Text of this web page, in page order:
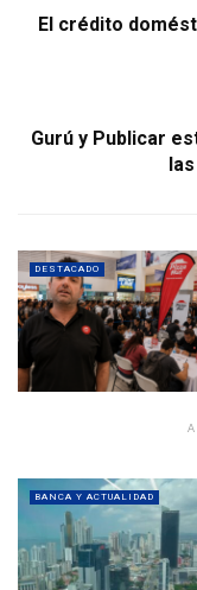
El crédito
Gurú y Publicar
DESTACADO
BANCA Y ACTUALIDAD